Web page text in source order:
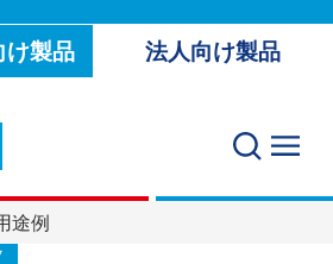
け製品 法人向け製品
途例
着テープ